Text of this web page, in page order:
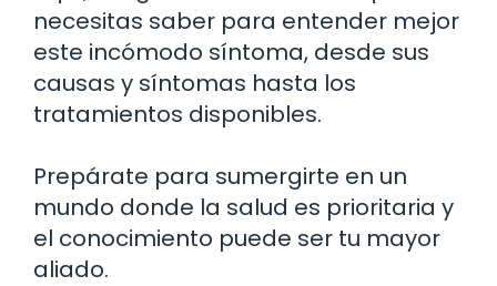
necesitas saber para entender mejor
este incómodo síntoma, desde sus
causas y síntomas hasta los
tratamientos disponibles.
Prepárate para sumergirte en un
mundo donde la salud es prioritaria y
el conocimiento puede ser tu mayor
aliado.